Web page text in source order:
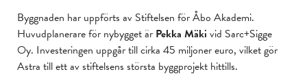
Byggnaden har uppförts av Stiftelsen för Åbo Akademi.
Huvudplanerare för nybygget är Pekka Mäki vid Sarc+Sigge
Oy. Investeringen uppgår till cirka 45 miljoner euro, vilket gör
Astra till ett av stiftelsens största byggprojekt hittills.